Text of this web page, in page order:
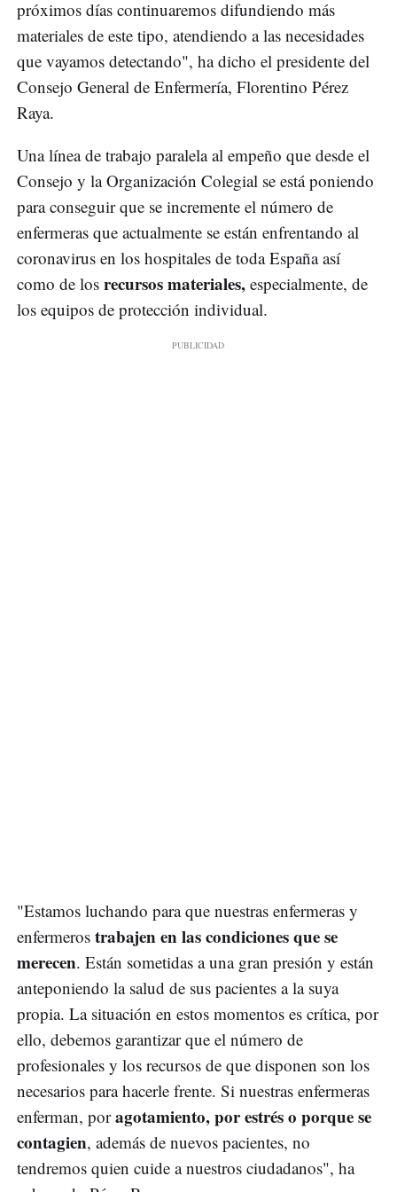
próximos días continuaremos difundiendo más
materiales de este tipo, atendiendo a las necesidades
que vayamos detectando", ha dicho el presidente del
Consejo General de Enfermería, Florentino Pérez
Raya.
Una línea de trabajo paralela al empeño que desde el
Consejo y la Organización Colegial se está poniendo
para conseguir que se incremente el número de
enfermeras que actualmente se están enfrentando al
coronavirus en los hospitales de toda España así
como de los recursos materiales, especialmente, de
los equipos de protección individual.
"Estamos luchando para que nuestras enfermeras y
enfermeros trabajen en las condiciones que se
merecen. Están sometidas a una gran presión y están
anteponiendo la salud de sus pacientes a la suya
propia. La situación en estos momentos es crítica, por
ello, debemos garantizar que el número de
profesionales y los recursos de que disponen son los
necesarios para hacerle frente. Si nuestras enfermeras
enferman, poragotamiento, por estrés o porque se
contagien, además de nuevos pacientes, no
tendremos quien cuide a nuestros ciudadanos", ha